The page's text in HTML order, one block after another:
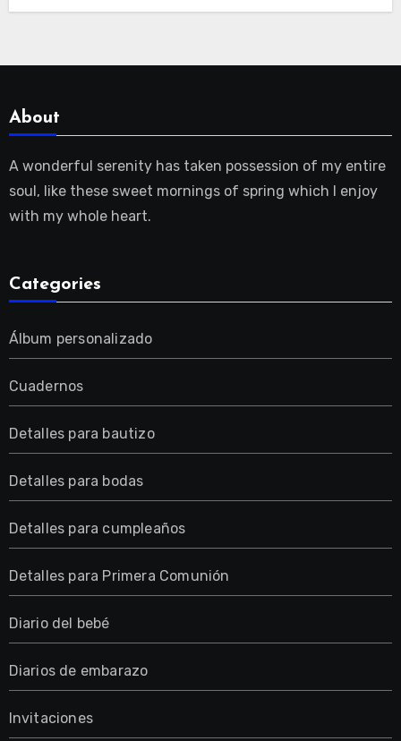
About
A wonderful serenity has taken possession of my entire
soul, like these sweet mornings of spring which I enjoy
with my whole heart.
Categories
Álbum personalizado
Cuadernos
Detalles para bautizo
Detalles para bodas
Detalles para cumpleaños
Detalles para Primera Comunión
Diario del bebé
Diarios de embarazo
Invitaciones